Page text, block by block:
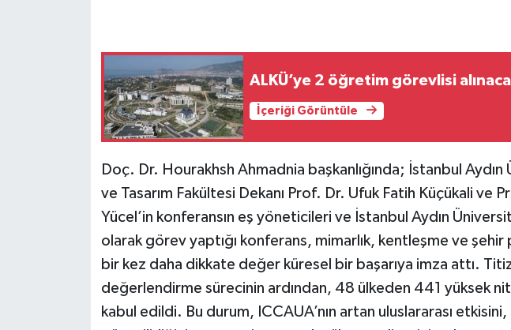
ALKÜ’ye 2 öğretim görevlisi
İçeriği Görüntüle
Doç. Dr. Hourakhsh Ahmadnia başkanlığında; İstanbul Aydın
ve Tasarım Fakültesi Dekanı Prof. Dr. Ufuk Fatih Küçükali ve
Yücel’in konferansın eş yöneticileri ve İstanbul Aydın
olarak görev yaptığı konferans, mimarlık, kentleşme ve şehir
bir kez daha dikkate değer küresel bir başarıya imza attı.
değerlendirme sürecinin ardından, 48 ülkeden 441 yüksek
kabul edildi. Bu durum, ICCAUA’nın artan uluslararası